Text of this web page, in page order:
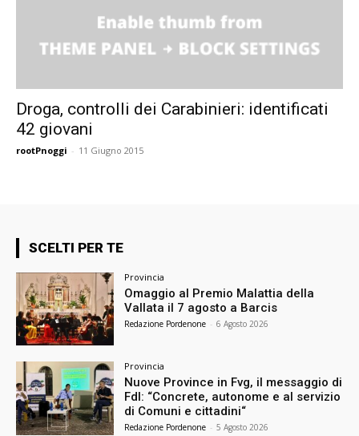
Droga, controlli dei Carabinieri: identificati
42 giovani
rootPnoggi - 11 Giugno 2015
SCELTI PER TE
Provincia
Omaggio al Premio Malattia della
Vallata il 7 agosto a Barcis
Redazione Pordenone - 6 Agosto 2026
Provincia
Nuove Province in Fvg, il messaggio di
FdI: “Concrete, autonome e al servizio
di Comuni e cittadini“
Redazione Pordenone - 5 Agosto 2026